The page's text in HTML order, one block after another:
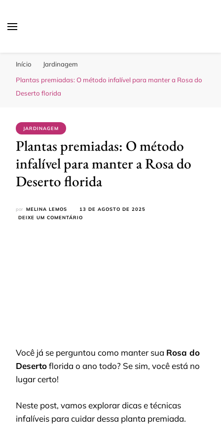
Início
Jardinagem
Plantas premiadas: O método infalível para manter a Rosa do
Deserto florida
JARDINAGEM
Plantas premiadas: O método
infalível para manter a Rosa do
Deserto florida
por MELINA LEMOS
13 DE AGOSTO DE 2025
DEIXE UM COMENTÁRIO
Você já se perguntou como manter sua Rosa do
Desertoflorida o ano todo? Se sim, você está no
lugar certo!
Neste post, vamos explorar dicas e técnicas
infalíveis para cuidar dessa planta premiada.